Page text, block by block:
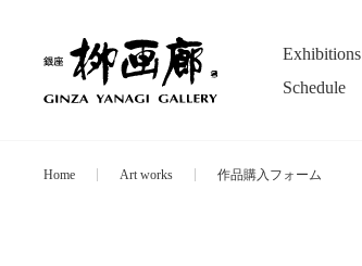
Exhibitions
Schedule
Home Art works 作品購入フォーム